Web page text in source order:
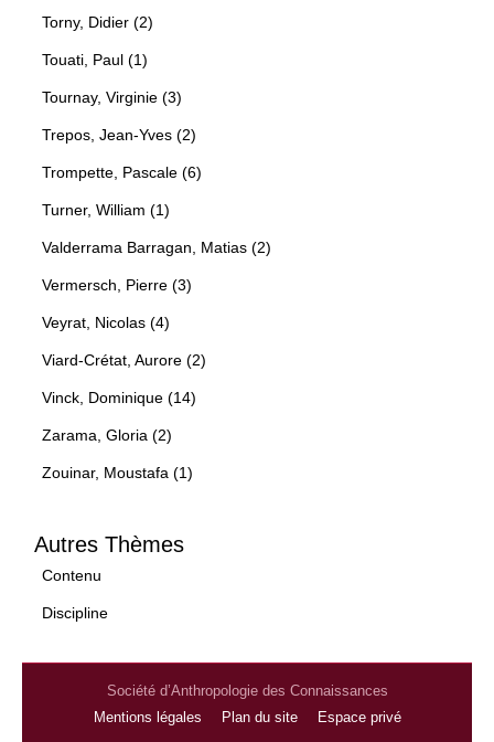
Torny, Didier (2)
Touati, Paul (1)
Tournay, Virginie (3)
Trepos, Jean-Yves (2)
Trompette, Pascale (6)
Turner, William (1)
Valderrama Barragan, Matias (2)
Vermersch, Pierre (3)
Veyrat, Nicolas (4)
Viard-Crétat, Aurore (2)
Vinck, Dominique (14)
Zarama, Gloria (2)
Zouinar, Moustafa (1)
Autres Thèmes
Contenu
Discipline
Société d’Anthropologie des Connaissances
Mentions légales
Plan du site Espace privé